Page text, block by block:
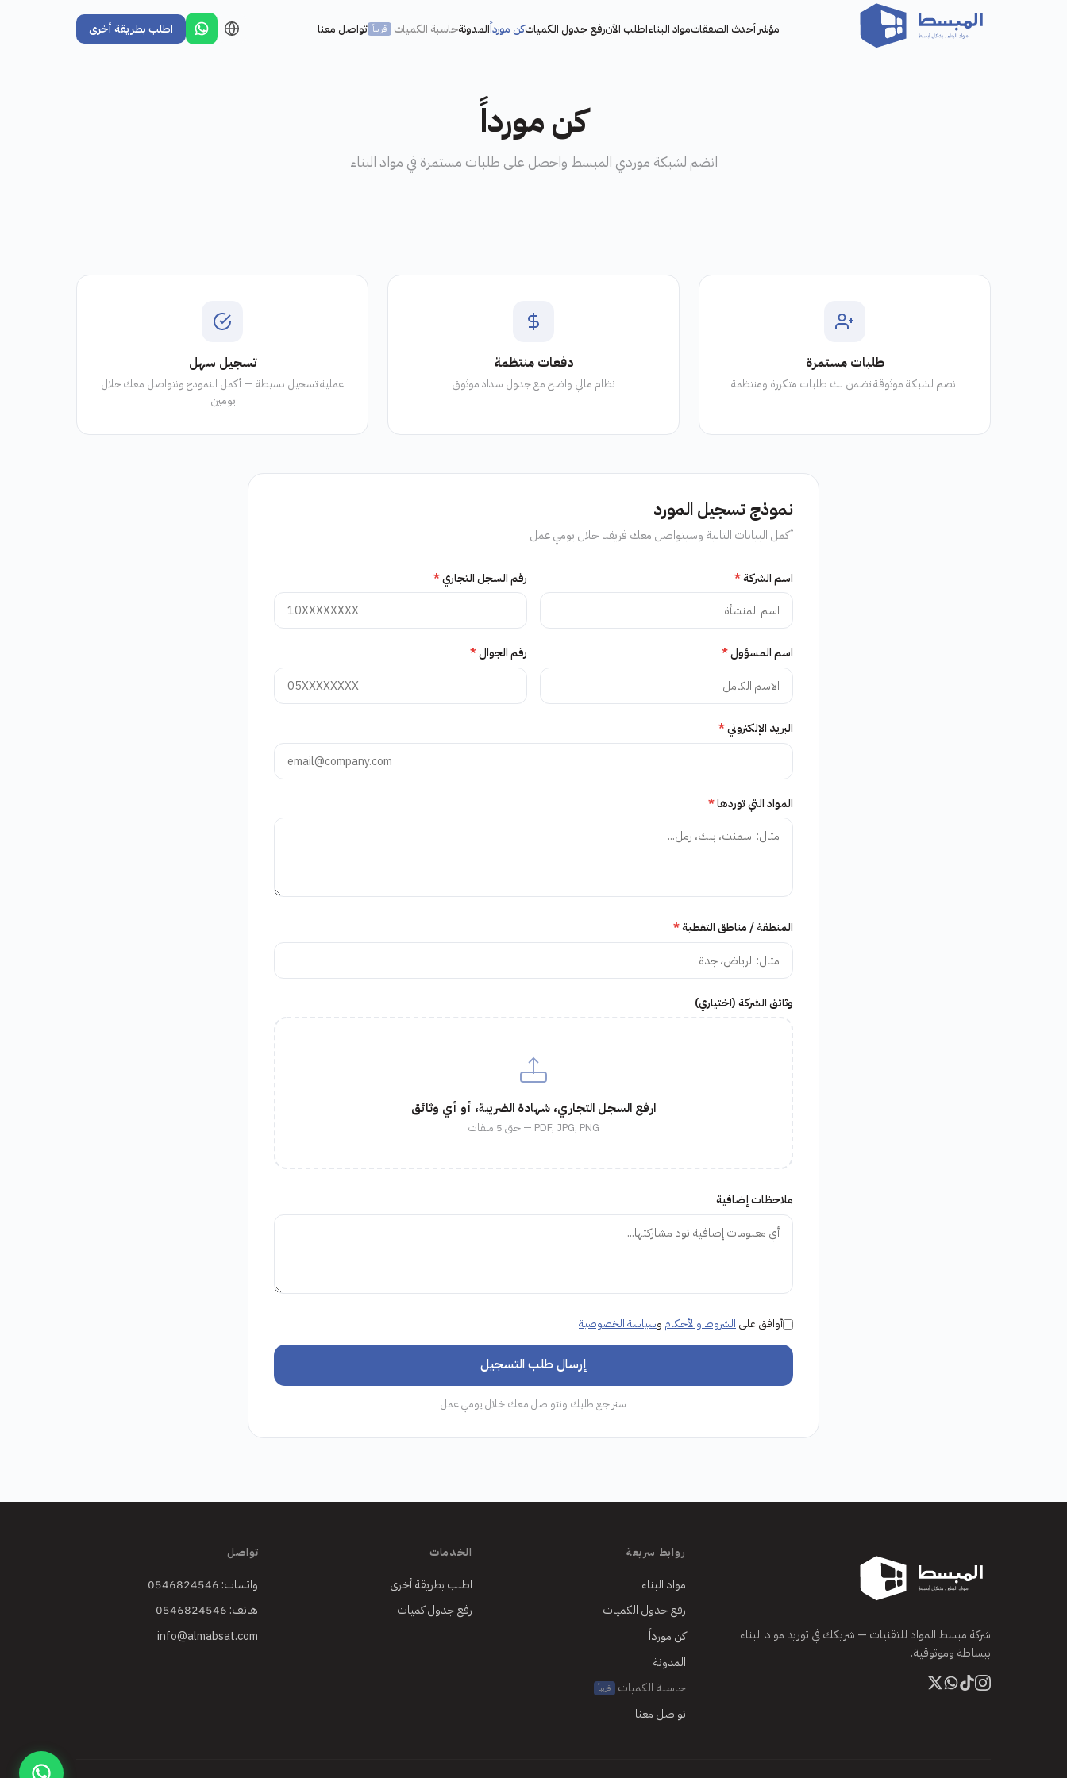
مؤشر أحدث الصفقاتمواد البناءاطلب الآنرفع جدول الكمياتكن مورداًالمدونةحاسبة الكميات قريباً تواصل معنا اطلب بطريقة أخرى
كن مورداً
انضم لشبكة موردي المبسط واحصل على طلبات مستمرة في مواد البناء
طلبات مستمرة
انضم لشبكة موثوقة تضمن لك طلبات متكررة ومنتظمة
دفعات منتظمة
نظام مالي واضح مع جدول سداد موثوق
تسجيل سهل
عملية تسجيل بسيطة — أكمل النموذج ونتواصل معك خلال
يومين
نموذج تسجيل المورد
أكمل البيانات التالية وسيتواصل معك فريقنا خلال يومي عمل
اسم الشركة* رقم السجل التجاري*
اسم المسؤول* رقم الجوال*
البريد الإلكتروني*
المواد التي توردها*
المنطقة / مناطق التغطية*
وثائق الشركة (اختياري)
ارفع السجل التجاري، شهادة الضريبة، أو أي وثائق
PDF, JPG, PNG — حتى 5 ملفات
ملاحظات إضافية
أوافق على الشروط والأحكام وسياسة الخصوصية
إرسال طلب التسجيل
سنراجع طلبك ونتواصل معك خلال يومي عمل
شركة مبسط المواد للتقنيات — شريكك في توريد مواد البناء
ببساطة وموثوقية.
روابط سريعة
مواد البناء
رفع جدول الكميات
كن مورداً
المدونة
حاسبة الكميات
قريباً
تواصل معنا
الخدمات
اطلب بطريقة أخرى
رفع جدول كميات
تواصل
واتساب: 0546824546
هاتف: 0546824546
info@almabsat.com